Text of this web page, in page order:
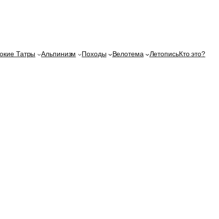
Татры Альпинизм Походы Велотема ЛетописьКто это?